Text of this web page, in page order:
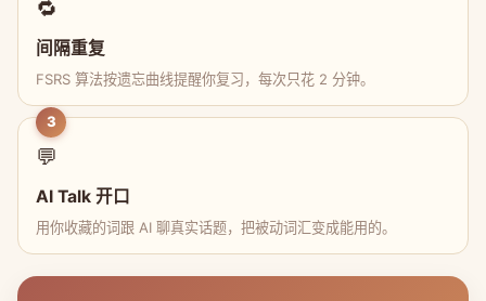
🔁
间隔重复
FSRS 算法按遗忘曲线提醒你复习，每次只花 2 分钟。
3
💬
AI Talk 开口
用你收藏的词跟 AI 聊真实话题，把被动词汇变成能用的。